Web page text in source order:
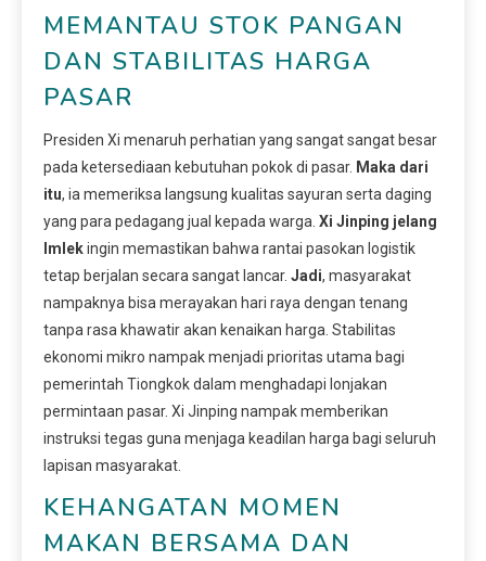
MEMANTAU STOK PANGAN
DAN STABILITAS HARGA
PASAR
Presiden Xi menaruh perhatian yang sangat sangat besar
pada ketersediaan kebutuhan pokok di pasar. Maka dari
itu, ia memeriksa langsung kualitas sayuran serta daging
yang para pedagang jual kepada warga. Xi Jinping jelang
Imlekingin memastikan bahwa rantai pasokan logistik
tetap berjalan secara sangat lancar. Jadi, masyarakat
nampaknya bisa merayakan hari raya dengan tenang
tanpa rasa khawatir akan kenaikan harga. Stabilitas
ekonomi mikro nampak menjadi prioritas utama bagi
pemerintah Tiongkok dalam menghadapi lonjakan
permintaan pasar. Xi Jinping nampak memberikan
instruksi tegas guna menjaga keadilan harga bagi seluruh
lapisan masyarakat.
KEHANGATAN MOMEN
MAKAN BERSAMA DAN